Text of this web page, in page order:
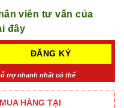
viên tư vấn của
đây
trợ nhanh nhất có thể
HÀNG TẠI